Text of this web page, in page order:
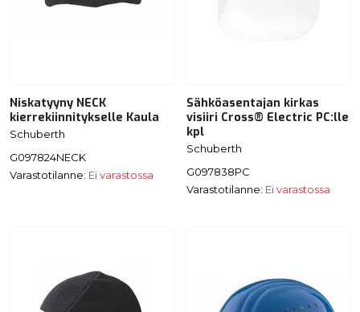
Niskatyyny NECK
kierrekiinnitykselle Kaula
Schuberth
G097824NECK
Varastotilanne: Ei varastossa
Sähköasentajan kirkas
visiiri Cross® Electric PC:lle
kpl
Schuberth
G097838PC
Varastotilanne: Ei varastossa